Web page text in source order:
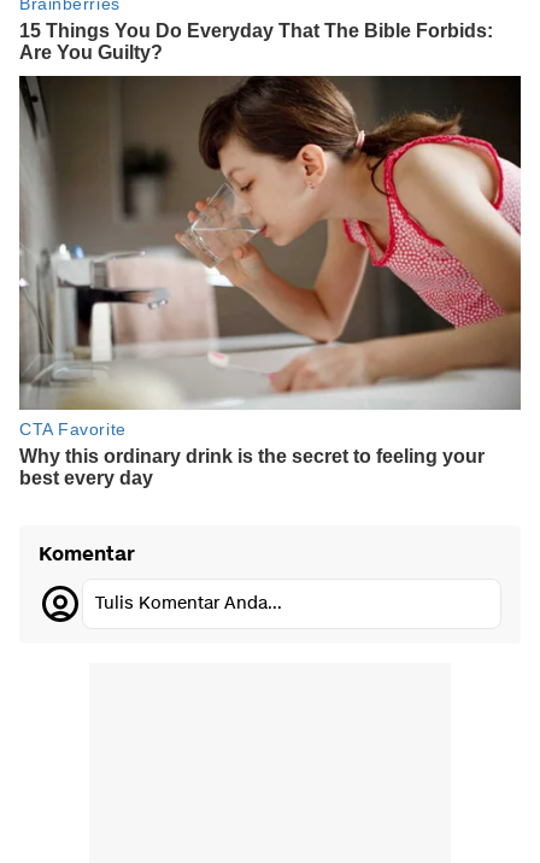
Komentar
Tulis Komentar Anda...